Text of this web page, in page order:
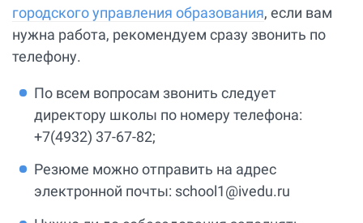
городского управления образования, если вам
нужна работа, рекомендуем сразу звонить по
телефону.
По всем вопросам звонить следует
директору школы по номеру телефона:
+7(4932) 37-67-82;
Резюме можно отправить на адрес
электронной почты: school1@ivedu.ru